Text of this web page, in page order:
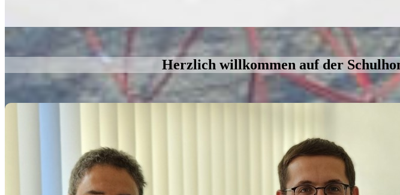
Herzlich willkommen auf der